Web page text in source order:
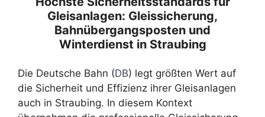
Gleisanlagen: Gleissicherung,
Bahnübergangsposten und
Winterdienst in Straubing
Die Deutsche Bahn (DB) legt größten Wert auf
die Sicherheit und Effizienz ihrer Gleisanlagen
auch in Straubing. In diesem Kontext